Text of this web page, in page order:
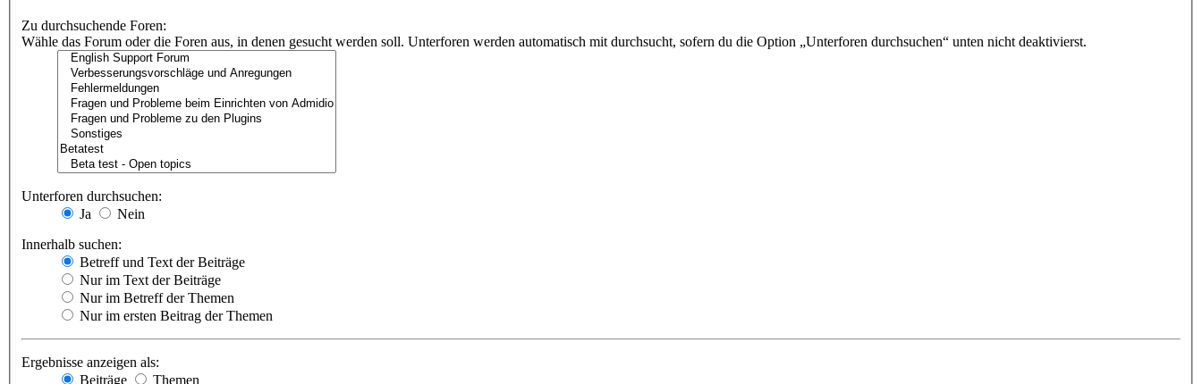
Zu durchsuchende Foren:
Wähle das Forum oder die Foren aus, in denen gesucht werden soll. Unterforen werden automatisch mit durchsucht, sofern du die Option „Unterforen durchsuchen“ unten nicht deaktivierst.
Unterforen durchsuchen:
Ja
Nein
Innerhalb suchen:
Betreff und Text der Beiträge
Nur im Text der Beiträge
Nur im Betreff der Themen
Nur im ersten Beitrag der Themen
Ergebnisse anzeigen als:
Beiträge
Themen